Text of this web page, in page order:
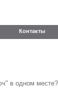
Контакты
в одном месте?